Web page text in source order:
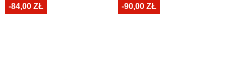
-84,00 ZŁ -90,00 ZŁ